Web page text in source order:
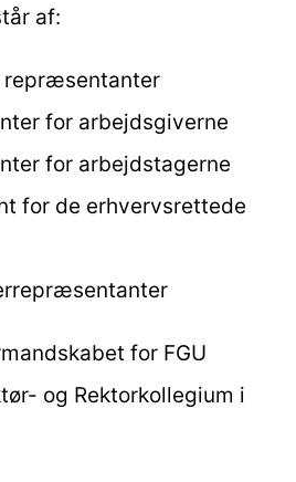
af:
repræsentanter
for arbejdsgiverne
for arbejdstagerne
for de erhvervsrettede
for FGU
og Rektorkollegium i